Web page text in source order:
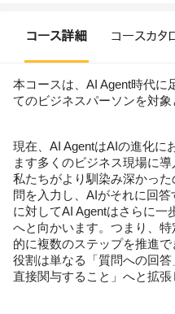
コース詳細 コースカタ
本コースは、AI Agent時代に
てのビジネスパーソンを対象
現在、AI AgentはAIの進化に
ます多くのビジネス現場に
私たちがより馴染み深かっ
問を入力し、AIがそれに回
に対してAI Agentはさらに一
へと向かいます。つまり、
的に複数のステップを推進
役割は単なる「質問への回
直接関与すること」へと拡張